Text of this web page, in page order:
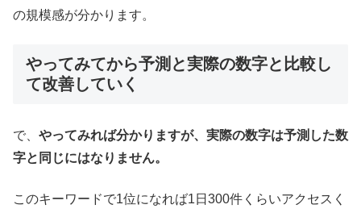
の規模感が分かります。
やってみてから予測と実際の数字と比較し
て改善していく
で、 やってみれば分かりますが、実際の数字は予測した数
字と同じにはなりません。
このキーワードで1位になれば1日300件くらいアクセスく